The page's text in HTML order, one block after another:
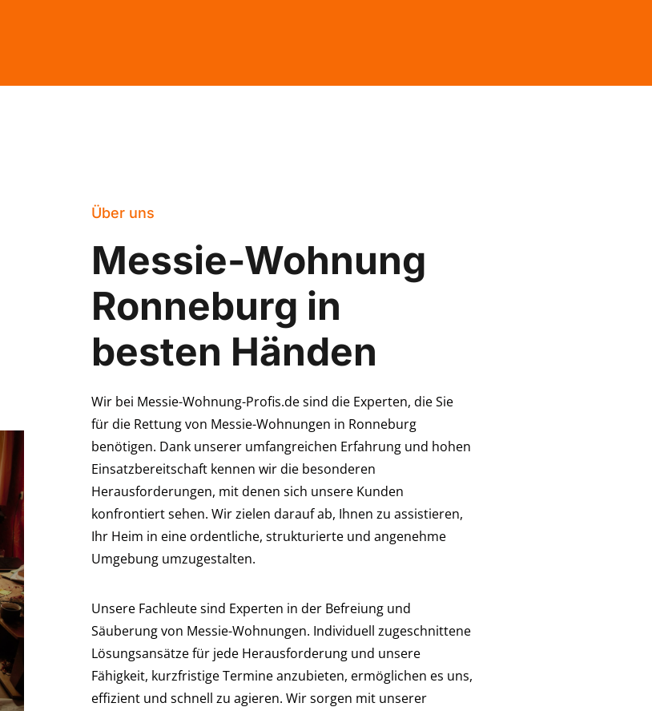
Über uns
Messie-Wohnung
Ronneburg in
besten Händen
Wir bei Messie-Wohnung-Profis.de sind die Experten, die Sie
für die Rettung von Messie-Wohnungen in Ronneburg
benötigen. Dank unserer umfangreichen Erfahrung und hohen
Einsatzbereitschaft kennen wir die besonderen
Herausforderungen, mit denen sich unsere Kunden
konfrontiert sehen. Wir zielen darauf ab, Ihnen zu assistieren,
Ihr Heim in eine ordentliche, strukturierte und angenehme
Umgebung umzugestalten.
Unsere Fachleute sind Experten in der Befreiung und
Säuberung von Messie-Wohnungen. Individuell zugeschnittene
Lösungsansätze für jede Herausforderung und unsere
Fähigkeit, kurzfristige Termine anzubieten, ermöglichen es uns,
effizient und schnell zu agieren. Wir sorgen mit unserer